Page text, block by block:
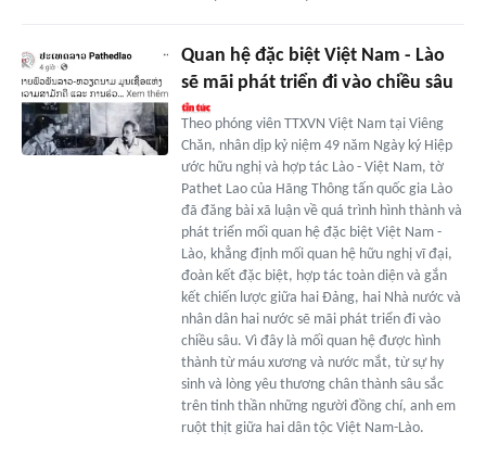
Quan hệ đặc biệt Việt Nam - Lào
sẽ mãi phát triển đi vào chiều sâu
Theo phóng viên TTXVN Việt Nam tại Viêng
Chăn, nhân dịp kỷ niệm 49 năm Ngày ký Hiệp
ước hữu nghị và hợp tác Lào - Việt Nam, tờ
Pathet Lao của Hãng Thông tấn quốc gia Lào
đã đăng bài xã luận về quá trình hình thành và
phát triển mối quan hệ đặc biệt Việt Nam -
Lào, khẳng định mối quan hệ hữu nghị vĩ đại,
đoàn kết đặc biệt, hợp tác toàn diện và gắn
kết chiến lược giữa hai Đảng, hai Nhà nước và
nhân dân hai nước sẽ mãi phát triển đi vào
chiều sâu. Vì đây là mối quan hệ được hình
thành từ máu xương và nước mắt, từ sự hy
sinh và lòng yêu thương chân thành sâu sắc
trên tinh thần những người đồng chí, anh em
ruột thịt giữa hai dân tộc Việt Nam-Lào.